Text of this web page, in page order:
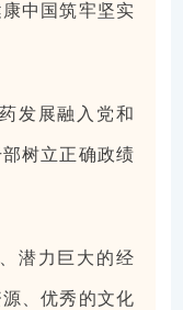
中国筑牢坚实
发展融入党和
树立正确政绩
潜力巨大的经
、优秀的文化